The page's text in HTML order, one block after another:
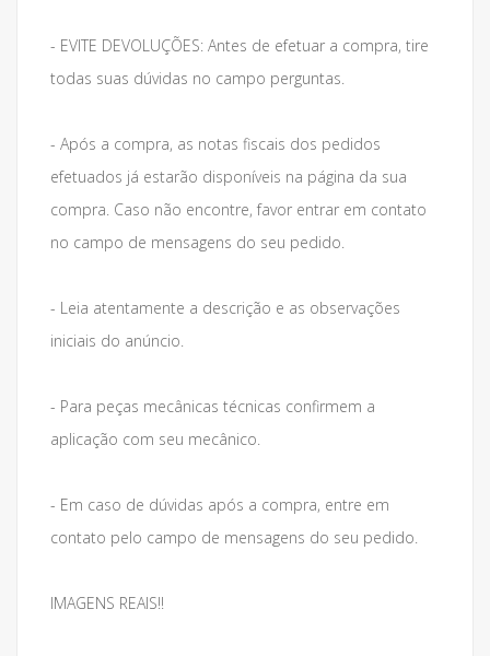
- EVITE DEVOLUÇÕES: Antes de efetuar a compra, tire
todas suas dúvidas no campo perguntas.
- Após a compra, as notas fiscais dos pedidos
efetuados já estarão disponíveis na página da sua
compra. Caso não encontre, favor entrar em contato
no campo de mensagens do seu pedido.
- Leia atentamente a descrição e as observações
iniciais do anúncio.
- Para peças mecânicas técnicas confirmem a
aplicação com seu mecânico.
- Em caso de dúvidas após a compra, entre em
contato pelo campo de mensagens do seu pedido.
IMAGENS REAIS!!